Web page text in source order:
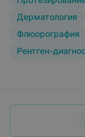
Дерматология
Флюорография
Рентген-